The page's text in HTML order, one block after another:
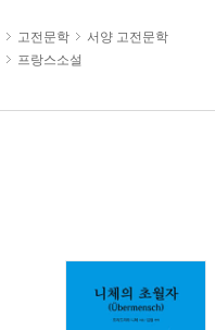
고전문학
서양 고전문학
프랑스소설